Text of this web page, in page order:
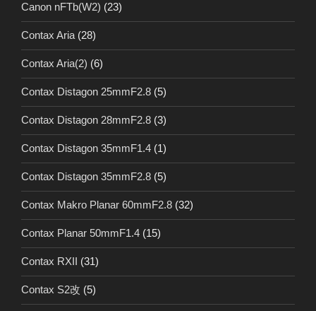
Canon nFTb(W2) (23)
Contax Aria (28)
Contax Aria(2) (6)
Contax Distagon 25mmF2.8 (5)
Contax Distagon 28mmF2.8 (3)
Contax Distagon 35mmF1.4 (1)
Contax Distagon 35mmF2.8 (5)
Contax Makro Planar 60mmF2.8 (32)
Contax Planar 50mmF1.4 (15)
Contax RXII (31)
Contax S2改 (5)